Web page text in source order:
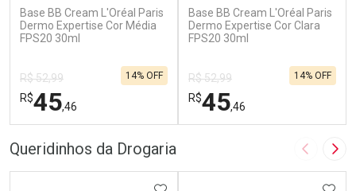
Base BB Cream L'Oréal Paris
Dermo Expertise Cor Média
FPS20 30ml
R$ 52,99
R$45,46
14% OFF
Base BB Cream L'Oréal Paris
Dermo Expertise Cor Clara
FPS20 30ml
R$ 52,99
R$45,46
14% OFF
Queridinhos da Drogaria Imagem